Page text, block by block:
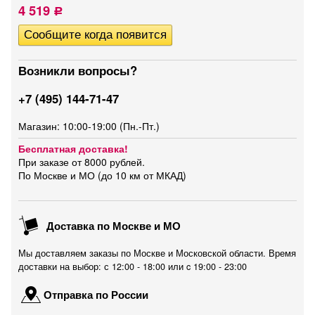
4 519 Р
Возникли вопросы?
+7 (495) 144-71-47
Магазин: 10:00-19:00 (Пн.-Пт.)
Бесплатная доставка!
При заказе от 8000 рублей.
По Москве и МО (до 10 км от МКАД)
Доставка по Москве и МО
Мы доставляем заказы по Москве и Московской области. Время
доставки на выбор: с 12:00 - 18:00 или c 19:00 - 23:00
Отправка по России